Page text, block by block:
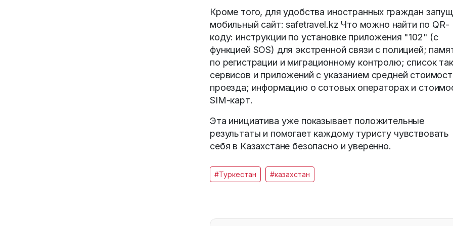
Кроме того, для удобства иностранных граждан
мобильный сайт: safetravel.kz Что можно найти по QR-
коду: инструкции по установке приложения "102" (с
функцией SOS) для экстренной связи с полицией;
по регистрации и миграционному контролю; список
сервисов и приложений с указанием средней
проезда; информацию о сотовых операторах и
SIM-карт.
Эта инициатива уже показывает положительные
результаты и помогает каждому туристу чувствовать
себя в Казахстане безопасно и уверенно.
#Туркестан #казахстан